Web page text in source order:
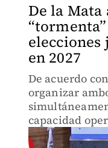
De la
en 2027
De acuerdo
organizar
capacidad
afectando